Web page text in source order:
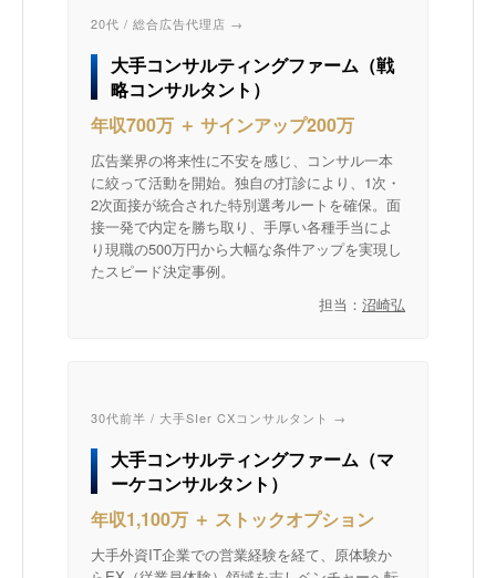
20代 / 総合広告代理店 →
大手コンサルティングファーム（戦
略コンサルタント）
年収700万 ＋ サインアップ200万
広告業界の将来性に不安を感じ、コンサル一本
に絞って活動を開始。独自の打診により、1次・
2次面接が統合された特別選考ルートを確保。面
接一発で内定を勝ち取り、手厚い各種手当によ
り現職の500万円から大幅な条件アップを実現し
たスピード決定事例。
担当： 沼崎弘
30代前半 / 大手SIer CXコンサルタント →
大手コンサルティングファーム（マ
ーケコンサルタント）
年収1,100万 ＋ ストックオプション
大手外資IT企業での営業経験を経て、原体験か